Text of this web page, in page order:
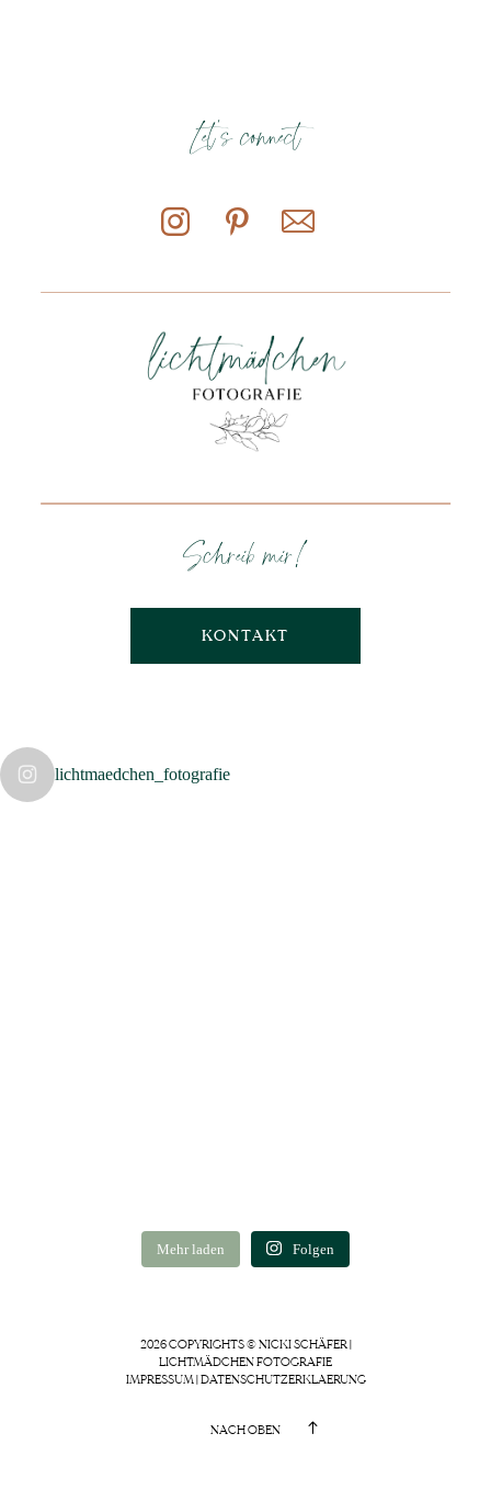
Schreib mir!
Let's connect
KONTAKT
lichtmaedchen_fotografie
Mehr laden Folgen
2026 COPYRIGHTS © NICKI SCHÄFER |
LICHTMÄDCHEN FOTOGRAFIE
IMPRESSUM| DATENSCHUTZERKLAERUNG
NACH OBEN